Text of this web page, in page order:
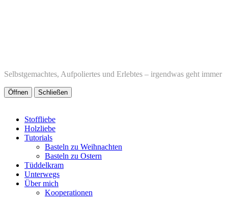
Selbstgemachtes, Aufpoliertes und Erlebtes – irgendwas geht immer
Öffnen Schließen
Stoffliebe
Holzliebe
Tutorials
Basteln zu Weihnachten
Basteln zu Ostern
Tüddelkram
Unterwegs
Über mich
Kooperationen